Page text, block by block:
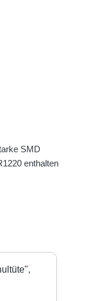
SMD
enthalten